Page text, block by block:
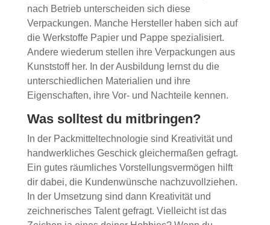
nach Betrieb unterscheiden sich diese
Verpackungen. Manche Hersteller haben sich auf
die Werkstoffe Papier und Pappe spezialisiert.
Andere wiederum stellen ihre Verpackungen aus
Kunststoff her. In der Ausbildung lernst du die
unterschiedlichen Materialien und ihre
Eigenschaften, ihre Vor- und Nachteile kennen.
Was solltest du mitbringen?
In der Packmitteltechnologie sind Kreativität und
handwerkliches Geschick gleichermaßen gefragt.
Ein gutes räumliches Vorstellungsvermögen hilft
dir dabei, die Kundenwünsche nachzuvollziehen.
In der Umsetzung sind dann Kreativität und
zeichnerisches Talent gefragt. Vielleicht ist das